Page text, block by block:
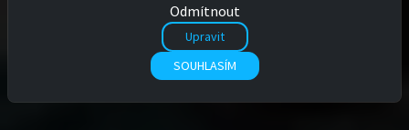
Odmítnout
Upravit
SOUHLASÍM